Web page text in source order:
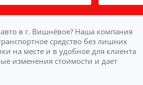
в г. Вишнёвое? Наша компания
средство без лишних
на месте и в удобное для клиента
изменения стоимости и дает